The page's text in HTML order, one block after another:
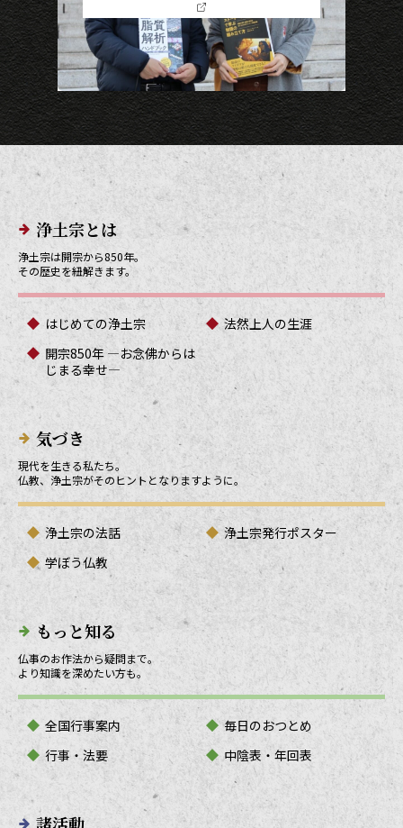
メインメニューリンク
浄土宗とは
浄土宗は開宗から850年。
その歴史を紐解きます。
はじめての浄土宗
法然上人の生涯
開宗850年 ―お念佛からは
じまる幸せ―
気づき
現代を生きる私たち。
仏教、浄土宗がそのヒントとなりますように。
浄土宗の法話
浄土宗発行ポスター
学ぼう仏教
もっと知る
仏事のお作法から疑問まで。
より知識を深めたい方も。
全国行事案内
毎日のおつとめ
行事・法要
中陰表・年回表